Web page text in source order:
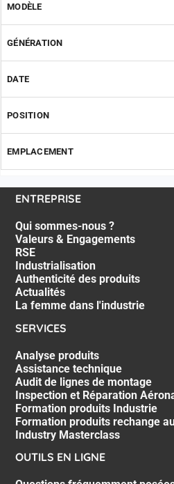
ENTREPRISE
Qui sommes-nous ?
Valeurs & Engagements
RSE
Industrialisation
Authenticité des produits
Actualités
La femme dans l'industrie
SERVICES
Analyse produits
Assistance technique
Audit de lignes de montage
Inspection et Réparation
Formation produits Industrie
Formation produits rechange
Industry Masterclass
OUTILS EN LIGNE